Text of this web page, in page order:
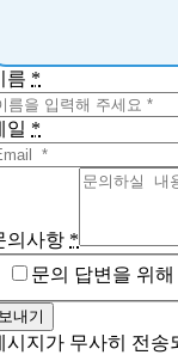
름 *
일 *
의사항 *
문의 답변을 위
내기
시지가 무사히 전송